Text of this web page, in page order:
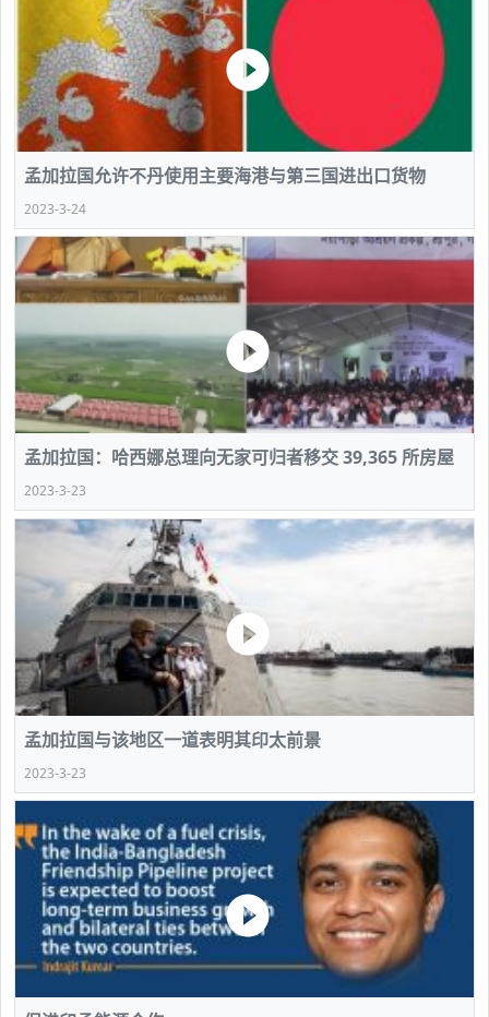
孟加拉国允许不丹使用主要海港与第三国进出口货物
2023-3-24
孟加拉国：哈西娜总理向无家可归者移交 39,365 所房屋
2023-3-23
孟加拉国与该地区一道表明其印太前景
2023-3-23